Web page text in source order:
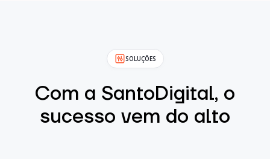
SOLUÇÕES
Com a SantoDigital, o
sucesso vem do alto